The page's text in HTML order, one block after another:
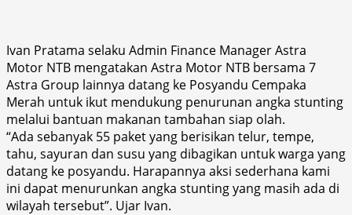
Ivan Pratama selaku Admin Finance Manager Astra
Motor NTB mengatakan Astra Motor NTB bersama 7
Astra Group lainnya datang ke Posyandu Cempaka
Merah untuk ikut mendukung penurunan angka stunting
melalui bantuan makanan tambahan siap olah.
“Ada sebanyak 55 paket yang berisikan telur, tempe,
tahu, sayuran dan susu yang dibagikan untuk warga yang
datang ke posyandu. Harapannya aksi sederhana kami
ini dapat menurunkan angka stunting yang masih ada di
wilayah tersebut”. Ujar Ivan.